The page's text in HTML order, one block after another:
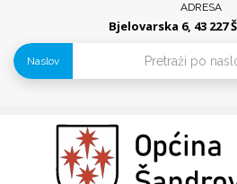
ADRESA
Bjelovarska 6, 43 227
Naslov